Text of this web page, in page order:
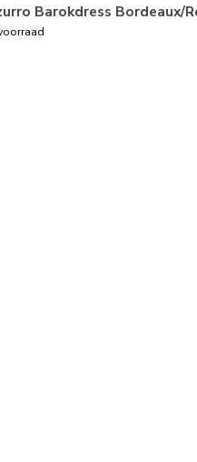
Barokdress Bordeaux/